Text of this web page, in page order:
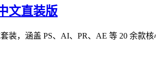
文直装版
套装，涵盖 PS、AI、PR、AE 等 20 余